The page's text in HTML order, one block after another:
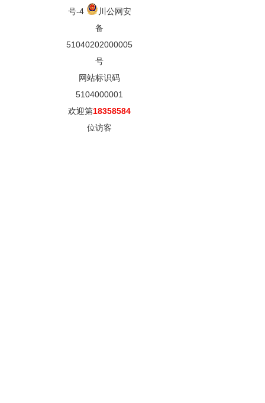
号-4
川公网安
备
51040202000005
号
网站标识码
5104000001
欢迎第18358584
位访客